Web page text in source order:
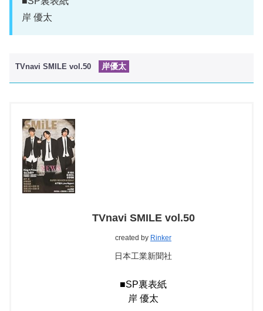
岸 優太
TVnavi SMILE vol.50 岸優太
TVnavi SMILE vol.50
created by Rinker
日本工業新聞社
■SP裏表紙
岸 優太